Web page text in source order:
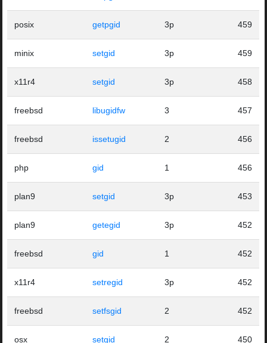
posix getpgid 3p 459
minix setgid 3p 459
x11r4 setgid 3p 458
freebsd libugidfw 3 457
freebsd issetugid 2 456
php gid 1 456
plan9 setgid 3p 453
plan9 getegid 3p 452
freebsd gid 1 452
x11r4 setregid 3p 452
freebsd setfsgid 2 452
osx setgid 2 450